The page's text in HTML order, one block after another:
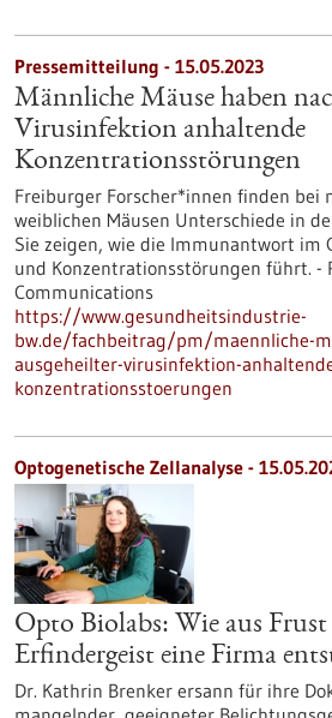
Pressemitteilung - 15.05.2023
Männliche Mäuse haben
Virusinfektion anhaltende
Konzentrationsstörungen
Freiburger Forscher*innen finden bei
weiblichen Mäusen Unterschiede in
Sie zeigen, wie die Immunantwort im
und Konzentrationsstörungen führt. -
Communications
https://www.gesundheitsindustrie-
bw.de/fachbeitrag/pm/maennliche-
ausgeheilter-virusinfektion-
konzentrationsstoerungen
Optogenetische Zellanalyse -
Opto Biolabs: Wie aus
Erfindergeist eine Firma
Dr. Kathrin Brenker ersann für ihre